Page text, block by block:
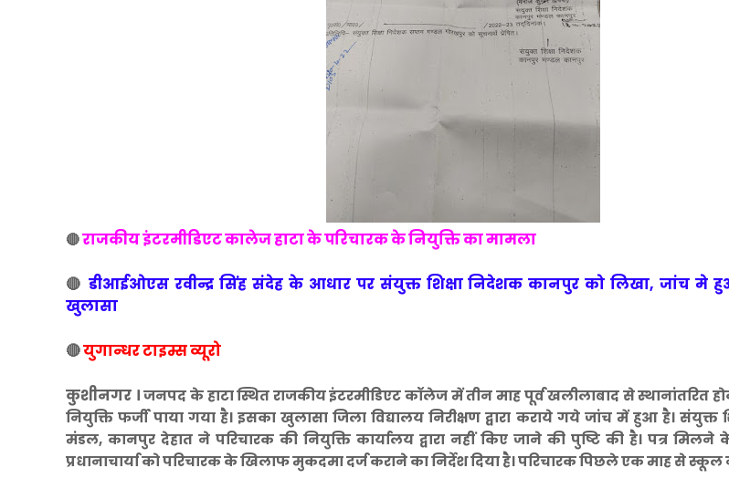
🔴राजकीय इंटरमीडिएट कालेज हाटा के परिचारक के नियुक्ति का मामला
🔴 डीआईओएस रवीन्द्र सिंह संदेह के आधार पर संयुक्त शिक्षा निदेशक कानपुर को लिखा, जांच मे
खुलासा
🔴युगान्धर टाइम्स व्यूरो
कुशीनगर ।जनपद के हाटा स्थित राजकीय इंटरमीडिएट कॉलेज में तीन माह पूर्व खलीलाबाद से स्थानांतरित
नियुक्ति फर्जी पाया गया है। इसका खुलासा जिला विद्यालय निरीक्षण द्वारा कराये गये जांच में हुआ है। संयुक्त
मंडल, कानपुर देहात ने परिचारक की नियुक्ति कार्यालय द्वारा नहीं किए जाने की पुष्टि की है। पत्र
प्रधानाचार्या को परिचारक के खिलाफ मुकदमा दर्ज कराने का निर्देश दिया है। परिचारक पिछले एक माह से स्कूल